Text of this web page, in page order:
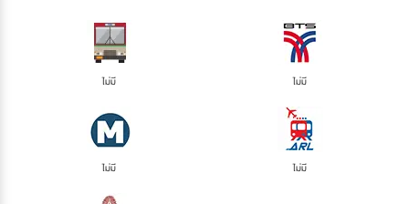
ไม่มี ไม่มี
ไม่มี ไม่มี